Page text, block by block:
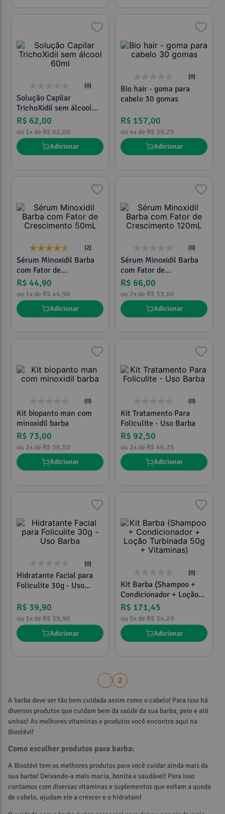
(0)
Solução Capilar
TrichoXidil sem álcool
60ml
R$ 62,00
ou 1x de R$ 62,00
Adicionar
(0)
Bio hair - goma para
cabelo 30 gomas
R$ 157,00
ou 4x de R$ 39,25
Adicionar
(2)
Sérum Minoxidil Barba
com Fator de
Crescimento 50mL
R$ 44,90
ou 1x de R$ 44,90
Adicionar
(0)
Sérum Minoxidil Barba
com Fator de
Crescimento 120mL
R$ 66,00
ou 2x de R$ 33,00
Adicionar
(0)
Kit biopanto man com
minoxidil barba
R$ 73,00
ou 2x de R$ 36,50
Adicionar
(0)
Kit Tratamento Para
Foliculite - Uso Barba
R$ 92,50
ou 2x de R$ 46,25
Adicionar
(0)
Hidratante Facial para
Foliculite 30g - Uso
R$ 39,90
ou 1x de R$ 39,90
Adicionar
(0)
Kit Barba (Shampoo +
Condicionador + Loção
Turbinada 50g +
Vitaminas)
R$ 171,45
ou 5x de R$ 34,29
Adicionar
2
A barba deve ser tão bem cuidada assim como o cabelo! Para isso há
diversos produtos que cuidam bem da saúde da sua barba, pele e até
unhas! As melhores vitaminas e produtos você encontra aqui na
Biostévi!
Como escolher produtos para barba:
A Biostévi tem os melhores produtos para você cuidar ainda mais da
sua barba! Deixando-a mais macia, bonita e saudável! Para isso
contamos com diversas vitaminas e suplementos que evitam a queda
de cabelo, ajudam ele a crescer e o hidratam!